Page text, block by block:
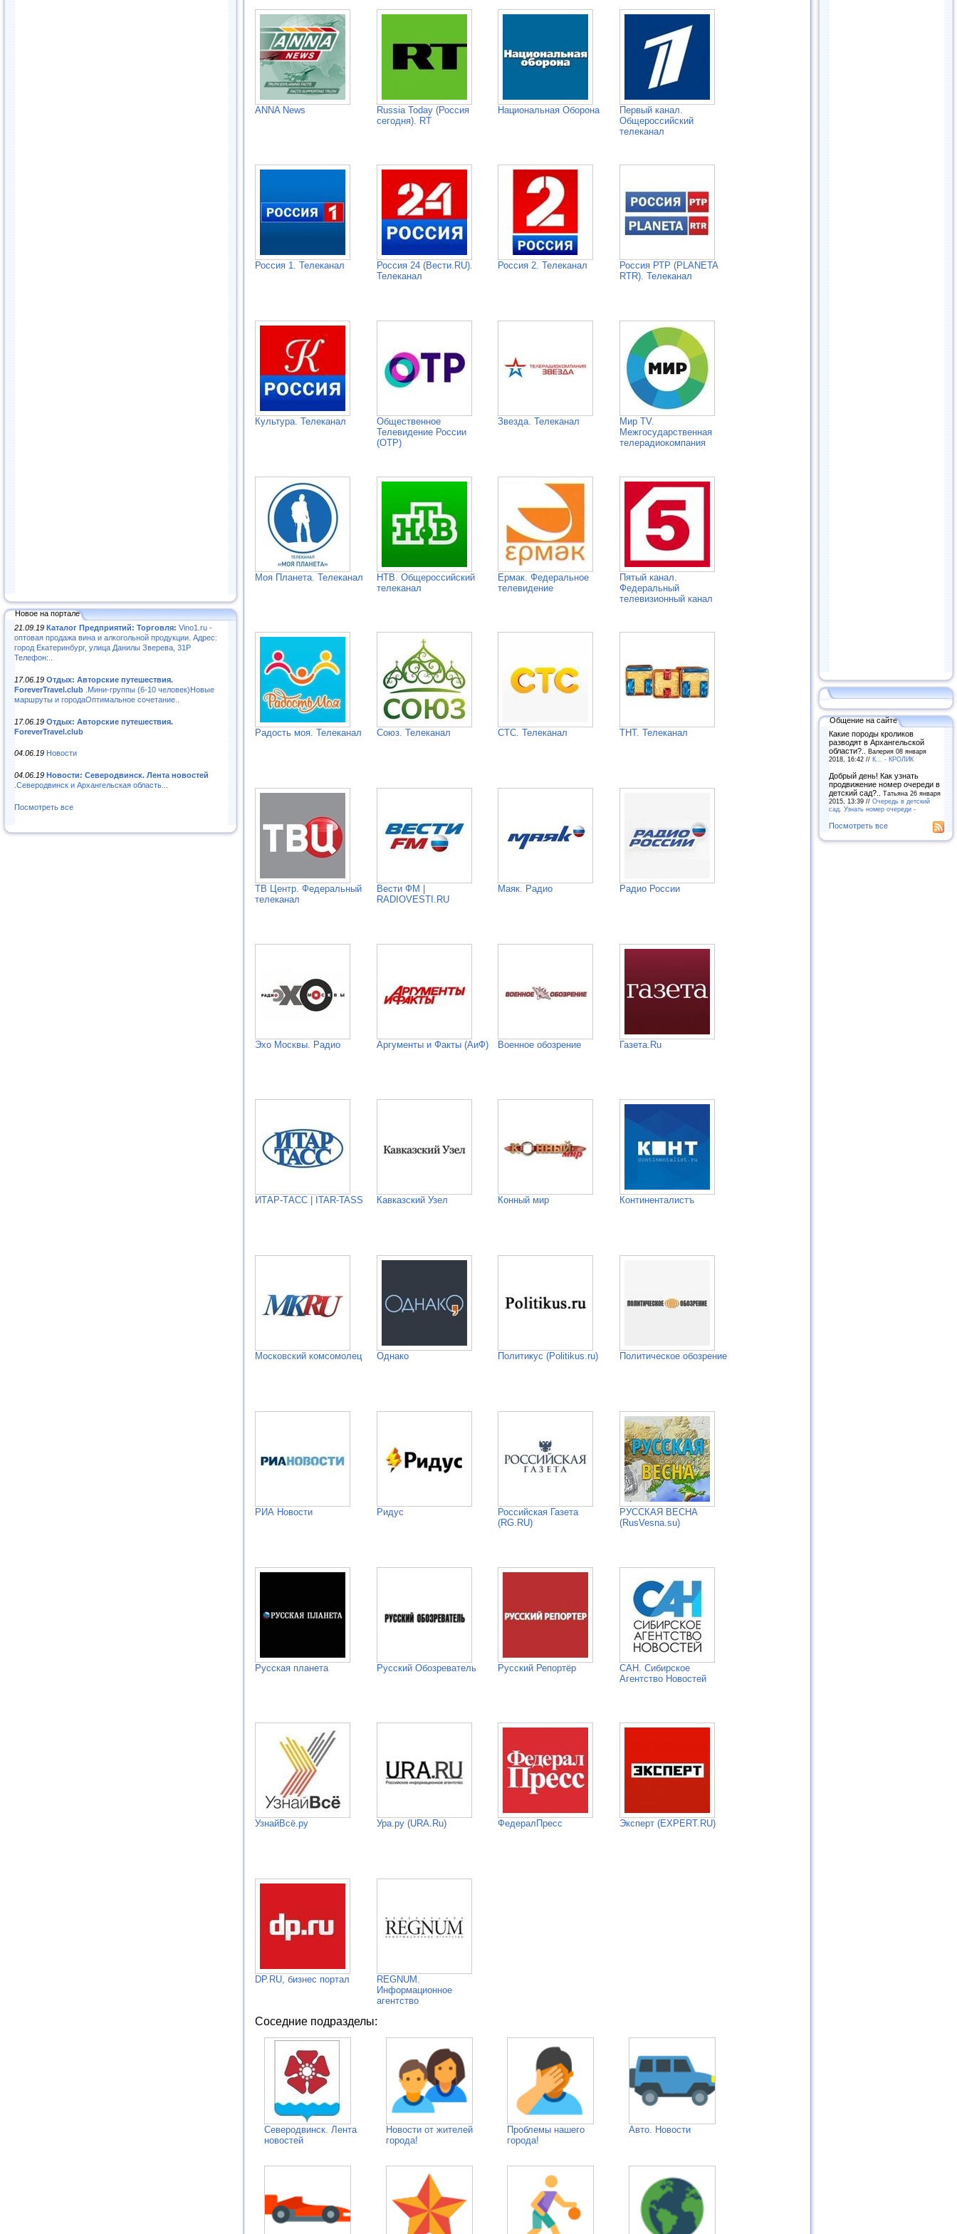
Новое на портале
21.09.19 Каталог Предприятий: Торговля: Vino1.ru -
оптовая продажа вина и алкогольной продукции. Адрес:
город Екатеринбург, улица Данилы Зверева, 31Р
Телефон:..
17.06.19 Отдых: Авторские путешествия.
ForeverTravel.club .Мини-группы (6-10 человек)Новые
маршруты и городаОптимальное сочетание..
17.06.19 Отдых: Авторские путешествия.
ForeverTravel.club
04.06.19 Новости
04.06.19 Новости: Северодвинск. Лента новостей
.Северодвинск и Архангельская область...
Посмотреть все
ANNA News
Russia Today (Россия
сегодня). RT
Национальная Оборона
Первый канал.
Общероссийский
телеканал
Россия 1. Телеканал
Россия 24 (Вести.RU).
Телеканал
Россия 2. Телеканал
Россия РТР (PLANETA
RTR). Телеканал
Культура. Телеканал
Общественное
Телевидение России
(ОТР)
Звезда. Телеканал
Мир TV.
Межгосударственная
телерадиокомпания
Моя Планета. Телеканал
НТВ. Общероссийский
телеканал
Ермак. Федеральное
телевидение
Пятый канал.
Федеральный
телевизионный канал
Радость моя. Телеканал Союз. Телеканал СТС. Телеканал ТНТ. Телеканал
ТВ Центр. Федеральный
телеканал
Вести ФМ |
RADIOVESTI.RU
Маяк. Радио Радио России
Эхо Москвы. Радио Аргументы и Факты (АиФ) Военное обозрение Газета.Ru
ИТАР-ТАСС | ITAR-TASS Кавказский Узел Конный мир Континенталистъ
Московский комсомолец Однако Политикус (Politikus.ru) Политическое обозрение
РИА Новости Ридус
Российская Газета
(RG.RU)
РУССКАЯ ВЕСНА
(RusVesna.su)
Русская планета Русский Обозреватель Русский Репортёр
САН. Сибирское
Агентство Новостей
УзнайВсё.ру Ура.ру (URA.Ru) ФедералПресс Эксперт (EXPERT.RU)
DP.RU, бизнес портал
REGNUM.
Информационное
агентство
Соседние подразделы:
Северодвинск. Лента
новостей
Новости от жителей
города!
Проблемы нашего
города!
Авто. Новости
Общение на сайте
Какие породы кроликов
разводят в Архангельской
области?.. Валерия 08 января
2018, 16:42 // К... - КРОЛИК
Добрый день! Как узнать
продвижение номер очереди в
детский сад?.. Татьяна 26 января
2015, 13:39 // Очередь в детский
сад. Узнать номер очереди -
Посмотреть все